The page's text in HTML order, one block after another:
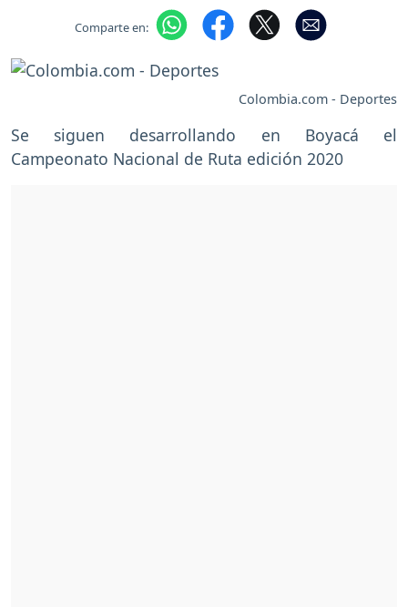
Comparte en:
Colombia.com - Deportes
Se siguen desarrollando en Boyacá el
Campeonato Nacional de Ruta edición 2020